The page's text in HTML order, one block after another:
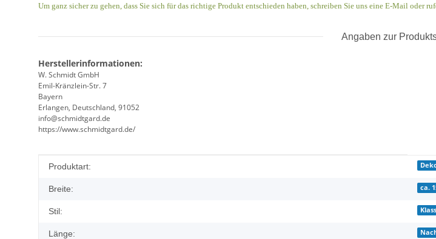
Um ganz sicher zu gehen, dass Sie sich für das richtige Produkt entschieden haben, schreiben Sie uns eine E-Mail oder
Angaben zur
Herstellerinformationen:
W. Schmidt GmbH
Emil-Kränzlein-Str. 7
Bayern
Erlangen, Deutschland, 91052
info@schmidtgard.de
https://www.schmidtgard.de/
Produkteigenschaft
Wert
Produktart:
Breite: ca.
Stil:
Länge: